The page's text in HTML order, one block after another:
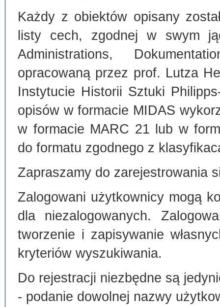
Każdy z obiektów opisany
listy cech, zgodnej w swym
Administrations,
opracowaną przez prof. Lutza
Instytucie Historii Sztuki
opisów w formacie MIDAS
w formacie MARC 21 lub w
do formatu zgodnego z
Zapraszamy do zarejestrowania
Zalogowani użytkownicy mogą
dla niezalogowanych.
tworzenie i zapisywanie
kryteriów wyszukiwania.
Do rejestracji niezbędne są
- podanie dowolnej nazwy